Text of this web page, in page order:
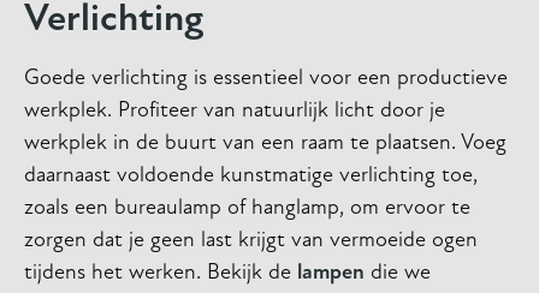
Verlichting
Goede verlichting is essentieel voor een productieve
werkplek. Profiteer van natuurlijk licht door je
werkplek in de buurt van een raam te plaatsen. Voeg
daarnaast voldoende kunstmatige verlichting toe,
zoals een bureaulamp of hanglamp, om ervoor te
zorgen dat je geen last krijgt van vermoeide ogen
tijdens het werken. Bekijk de lampen die we